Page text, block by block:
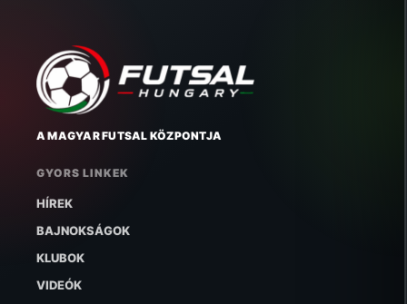
A MAGYAR FUTSAL KÖZPONTJA
GYORS LINKEK
HÍREK
BAJNOKSÁGOK
KLUBOK
VIDEÓK